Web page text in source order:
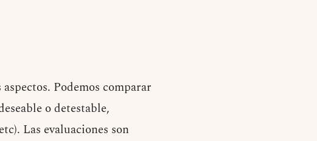
aspectos. Podemos comparar
o detestable,
Las evaluaciones son